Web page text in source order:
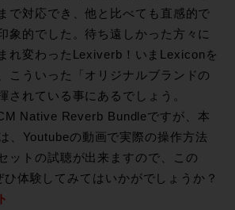
で対応でき、他と比べても直感的で
象的でした。待ち遠しかった方々に
れ変わったLexiverb！いまLexiconを
こういった「オリジナルブランドの
されている事にあるでしょう。
Native Reverb Bundleですが、本
、Youtubeの動画で実際の操作方法
ットの試聴が出来ますので、この
ひ体験してみてはいかがでしょうか？